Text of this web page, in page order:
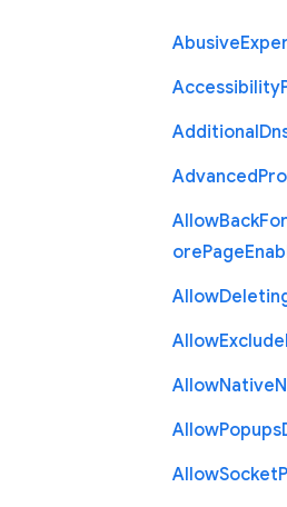
Abusive
Accessibility
Additional
Advanced
AllowBack
orePage
Allow
AllowExclude
AllowNative
AllowPopups
AllowSocket